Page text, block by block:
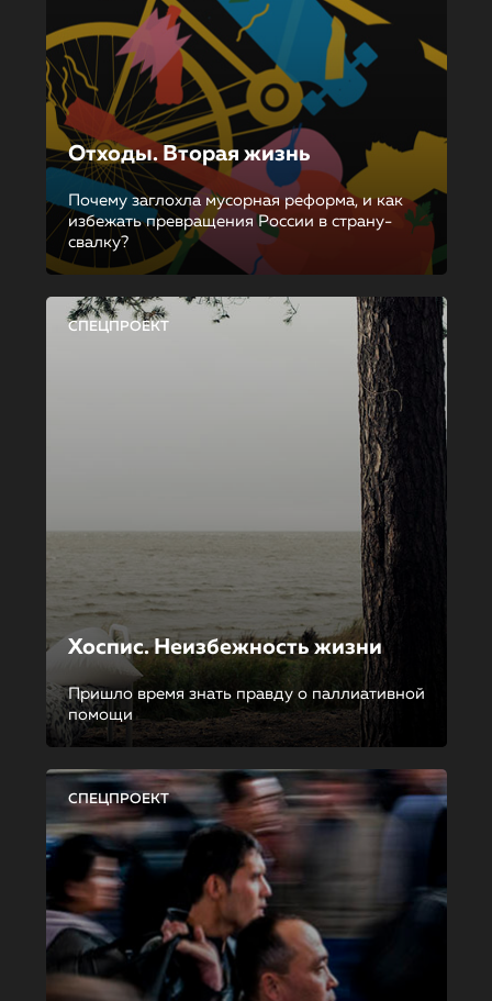
Отходы. Вторая жизнь
Почему заглохла мусорная реформа, и как
избежать превращения России в страну-
свалку?
СПЕЦПРОЕКТ
Хоспис. Неизбежность жизни
Пришло время знать правду о паллиативной
помощи
СПЕЦПРОЕКТ